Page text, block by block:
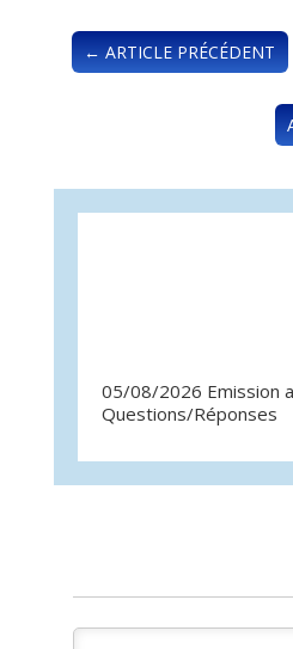
← ARTICLE PRÉCÉDENT
05/08/2026 Emission
Questions/Réponses